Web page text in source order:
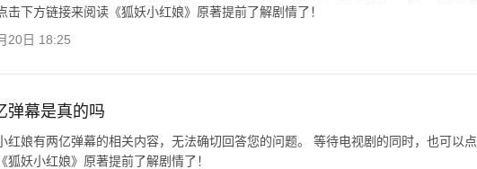
击下方链接来阅读《狐妖小红娘》原著提前了解剧情了！
20日 18:25
弹幕是真的吗
红娘有两亿弹幕的相关内容，无法确切回答您的问题。 等待电视剧的同时，也可以点
狐妖小红娘》原著提前了解剧情了！